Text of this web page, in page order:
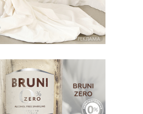
РЕКЛАМА